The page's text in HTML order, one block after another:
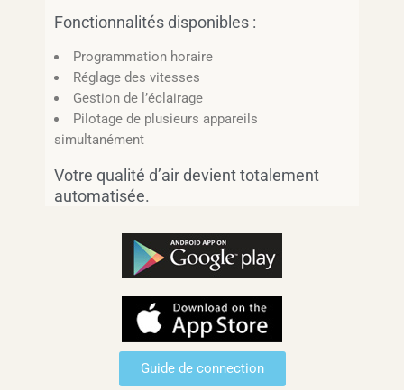
Fonctionnalités disponibles :
Programmation horaire
Réglage des vitesses
Gestion de l’éclairage
Pilotage de plusieurs appareils
simultanément
Votre qualité d’air devient totalement
automatisée.
Guide de connection